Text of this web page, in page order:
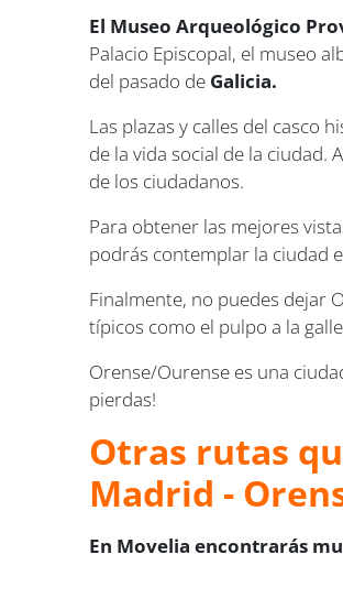
El Museo Arqueológico
Palacio Episcopal, el museo
del pasado de Galicia.
Las plazas y calles del casco
de la vida social de la
de los ciudadanos.
Para obtener las mejores
podrás contemplar la ciudad
Finalmente, no puedes dejar
típicos como el pulpo a la
Orense/Ourense es una
pierdas!
Otras rutas
Madrid -
En Movelia encontrarás